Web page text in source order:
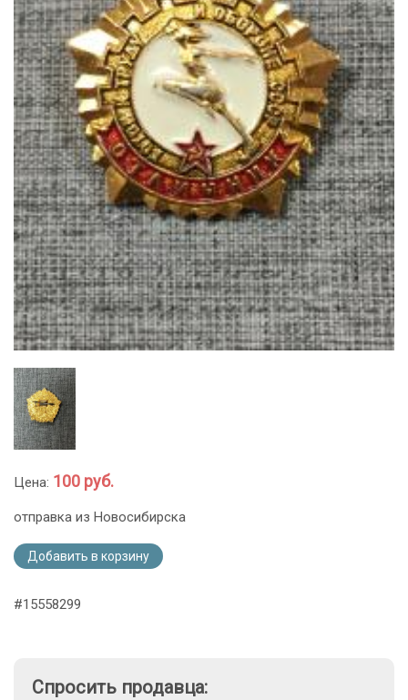
Цена: 100 руб.
отправка из Новосибирска
Добавить в корзину
#15558299
Спросить продавца: